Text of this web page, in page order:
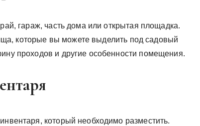
гараж, часть дома или открытая площадка.
которые вы можете выделить под садовый
проходов и другие особенности помещения.
который необходимо разместить.